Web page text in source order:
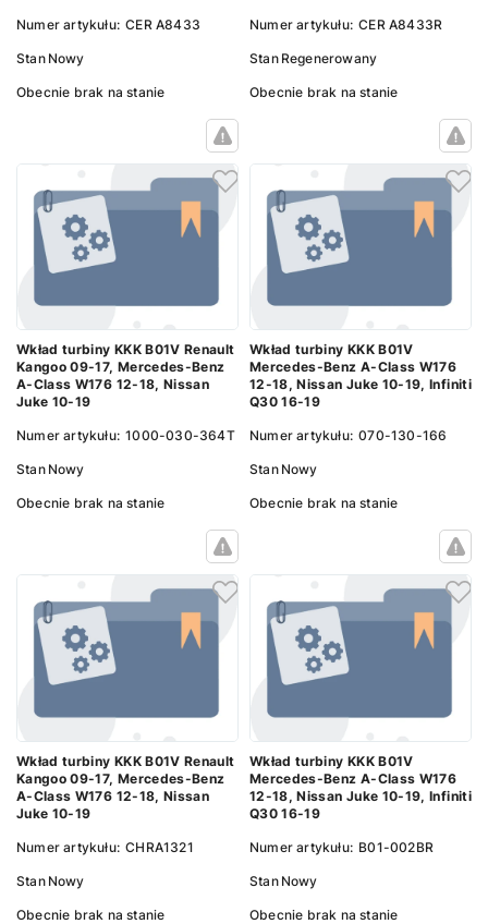
Numer artykułu: CER A8433
Stan Nowy
Obecnie brak na stanie
Numer artykułu: CER A8433R
Stan Regenerowany
Obecnie brak na stanie
Wkład turbiny KKK B01V Renault
Kangoo 09-17, Mercedes-Benz
A-Class W176 12-18, Nissan
Juke 10-19
Numer artykułu: 1000-030-364T
Stan Nowy
Obecnie brak na stanie
Wkład turbiny KKK B01V
Mercedes-Benz A-Class W176
12-18, Nissan Juke 10-19, Infiniti
Q30 16-19
Numer artykułu: 070-130-166
Stan Nowy
Obecnie brak na stanie
Wkład turbiny KKK B01V Renault
Kangoo 09-17, Mercedes-Benz
A-Class W176 12-18, Nissan
Juke 10-19
Numer artykułu: CHRA1321
Stan Nowy
Obecnie brak na stanie
Wkład turbiny KKK B01V
Mercedes-Benz A-Class W176
12-18, Nissan Juke 10-19, Infiniti
Q30 16-19
Numer artykułu: B01-002BR
Stan Nowy
Obecnie brak na stanie